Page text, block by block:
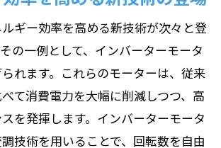
ギー効率を高める新技術が次々と登
の一例として、インバーターモータ
れます。これらのモーターは、従来
て消費電力を大幅に削減しつつ、高
を発揮します。インバーターモータ
技術を用いることで、回転数を自由